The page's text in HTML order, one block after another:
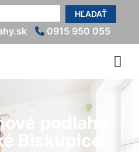
HĽADAŤ
0915 950 055
podlahy
Biskupice